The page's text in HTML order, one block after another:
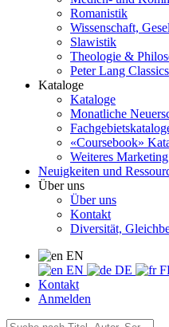
Romanistik
Wissenschaft,
Slawistik
Theologie &
Peter Lang Classics
Kataloge
Kataloge
Monatliche
«Coursebook»
Weiteres
Neuigkeiten und
Über uns
Über uns
Kontakt
Diversität,
EN
EN
DE
Kontakt
Anmelden